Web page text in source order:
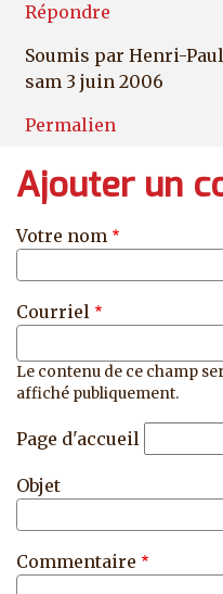
Répondre
Soumis par Henri-
sam 3 juin 2006
Permalien
Ajouter un
Votre nom
Courriel
Le contenu de ce champ
affiché publiquement.
Page d'accueil
Objet
Commentaire